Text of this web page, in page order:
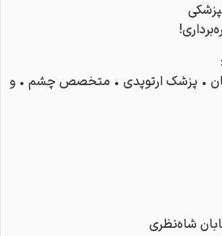
• پزشک ارتوپدی • متخصص چشم • و
شاه‌نظری